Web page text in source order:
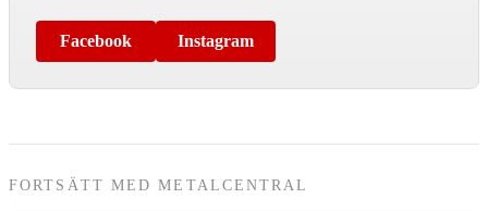
Facebook Instagram
FORTSÄTT MED METALCENTRAL